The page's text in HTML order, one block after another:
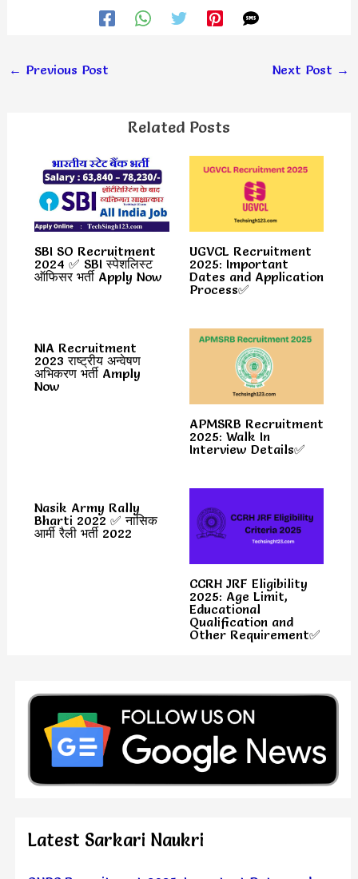
← Previous Post Next Post →
Related Posts
SBI SO Recruitment
2024 ✅ SBI स्पेशलिस्ट
ऑफिसर भर्ती Apply Now
UGVCL Recruitment
2025: Important
Dates and Application
Process✅
NIA Recruitment
2023 राष्ट्रीय अन्वेषण
अभिकरण भर्ती Amply
Now
APMSRB Recruitment
2025: Walk In
Interview Details✅
Nasik Army Rally
Bharti 2022 ✅ नासिक
आर्मी रैली भर्ती 2022
CCRH JRF Eligibility
2025: Age Limit,
Educational
Qualification and
Other Requirement✅
Latest Sarkari Naukri